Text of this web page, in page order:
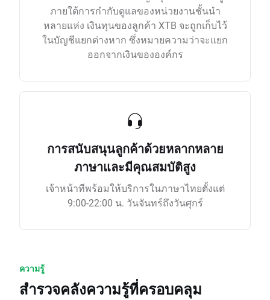
ภายใต้การกำกับดูแลของหน่วยงานชั้นนำ
หลายแห่ง เงินทุนของลูกค้า XTB จะถูกเก็บไว้
ในบัญชีแยกต่างหาก ซึ่งหมายความว่าจะแยก
ออกจากเงินขององค์กร
การสนับสนุนลูกค้าด้วยหลากหลาย
ภาษาและมีคุณสมบัติสูง
เจ้าหน้าทีพร้อมให้บริการในภาษาไทยตั้งแต่
9:00-22:00 น. วันจันทร์ถึงวันศุกร์
ความรู้
สำรวจคลังความรู้ที่ครอบคลุม